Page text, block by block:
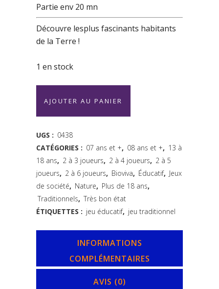
Partie env 20 mn
Découvre lesplus fascinants habitants
de la Terre !
1 en stock
familles
de
la
nature
AJOUTER AU PANIER
UGS : 0438
CATÉGORIES : 07 ans et +, 08 ans et +, 13 à
18 ans, 2 à 3 joueurs, 2 à 4 joueurs, 2 à 5
joueurs, 2 à 6 joueurs, Bioviva, Éducatif, Jeux
de société, Nature, Plus de 18 ans,
Traditionnels, Très bon état
ÉTIQUETTES : jeu éducatif, jeu traditionnel
INFORMATIONS
COMPLÉMENTAIRES
AVIS (0)